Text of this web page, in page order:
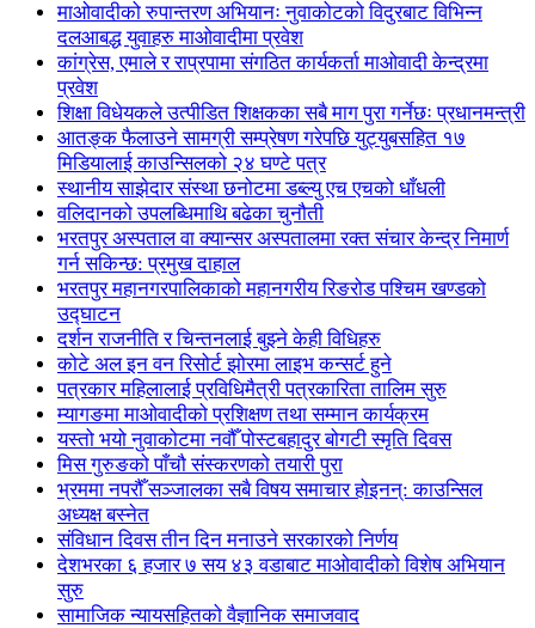
माओवादीको रुपान्तरण अभियानः नुवाकोटको विदुरबाट विभिन्न
दलआबद्ध युवाहरु माओवादीमा प्रवेश
कांग्रेस, एमाले र राप्रपामा संगठित कार्यकर्ता माओवादी केन्द्रमा
प्रवेश
शिक्षा विधेयकले उत्पीडित शिक्षकका सबै माग पुरा गर्नेछः प्रधानमन्त्री
आतङ्क फैलाउने सामग्री सम्प्रेषण गरेपछि युट्युबसहित १७
मिडियालाई काउन्सिलको २४ घण्टे पत्र
स्थानीय साझेदार संस्था छनोटमा डब्ल्यु एच एचको धाँधली
वलिदानको उपलब्धिमाथि बढेका चुनौती
भरतपुर अस्पताल वा क्यान्सर अस्पतालमा रक्त संचार केन्द्र निमार्ण
गर्न सकिन्छ: प्रमुख दाहाल
भरतपुर महानगरपालिकाको महानगरीय रिङरोड पश्चिम खण्डको
उद्घाटन
दर्शन राजनीति र चिन्तनलाई बुझ्ने केही विधिहरु
कोटे अल इन वन रिसोर्ट झोरमा लाइभ कन्सर्ट हुने
पत्रकार महिलालाई प्रविधिमैत्री पत्रकारिता तालिम सुरु
म्यागङमा माओवादीको प्रशिक्षण तथा सम्मान कार्यक्रम
यस्तो भयो नुवाकोटमा नवौँ पोस्टबहादुर बोगटी स्मृति दिवस
मिस गुरुङको पाँचौ संस्करणको तयारी पुरा
भ्रममा नपरौँ सञ्जालका सबै विषय समाचार होइनन्: काउन्सिल
अध्यक्ष बस्नेत
संविधान दिवस तीन दिन मनाउने सरकारको निर्णय
देशभरका ६ हजार ७ सय ४३ वडाबाट माओवादीको विशेष अभियान
सुरु
सामाजिक न्यायसहितको वैज्ञानिक समाजवाद